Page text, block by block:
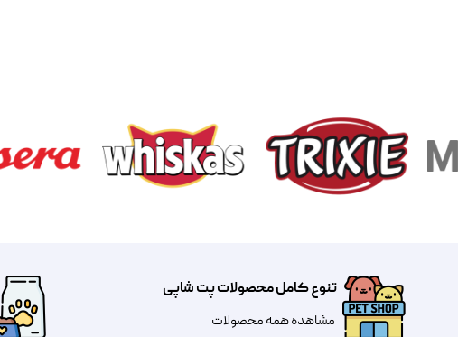
تنوع کامل محصولات پت شاپی
مشاهده همه محصولات